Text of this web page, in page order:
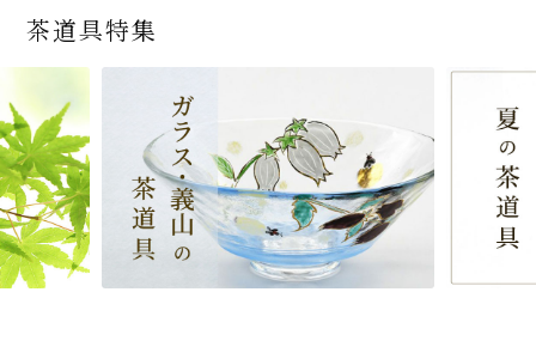
茶道具特集